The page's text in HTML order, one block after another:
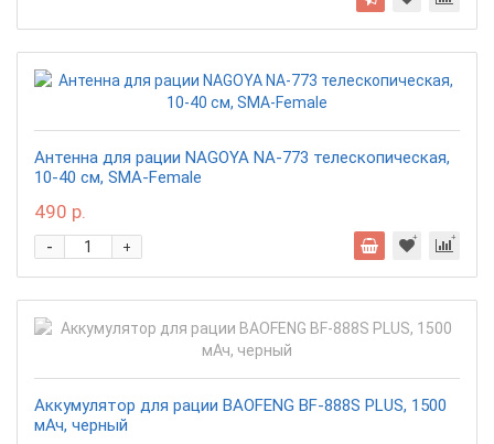
Антенна для рации NAGOYA NA-773 телескопическая,
10-40 см, SMA-Female
490 р.
+
-
Аккумулятор для рации BAOFENG BF-888S PLUS, 1500
мАч, черный